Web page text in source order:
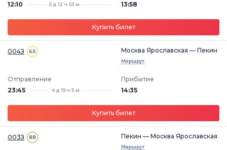
12:10
5 д 12 ч 53 м
13:58
Купить билет
004З 6.5 Москва Ярославская — Пекин
Маршрут
Отправление
23:45
4 д 19 ч 5 м
Прибытие
14:35
Купить билет
003З 8.8 Пекин — Москва Ярославская
Маршрут